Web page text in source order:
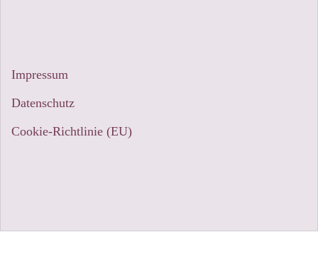
Impressum
Datenschutz
Cookie-Richtlinie (EU)